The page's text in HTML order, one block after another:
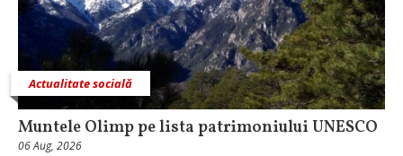
Actualitate socială
Muntele Olimp pe lista patrimoniului UNESCO
06 Aug, 2026